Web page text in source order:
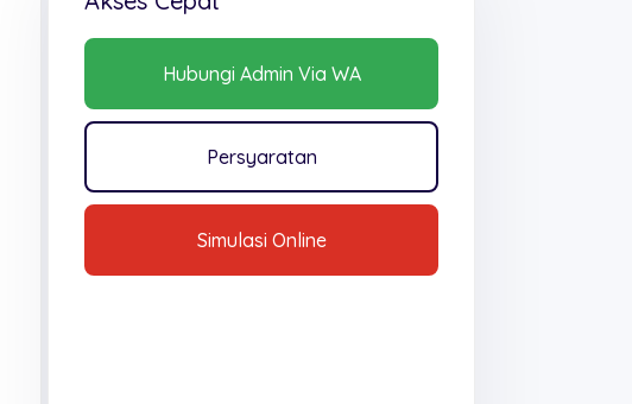
Hubungi Admin Via WA
Persyaratan
Simulasi Online